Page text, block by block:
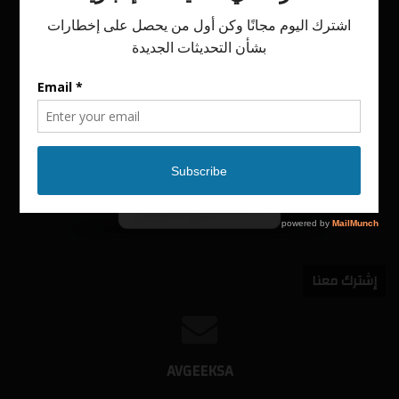
إشترك معنا
AVGEEKSA